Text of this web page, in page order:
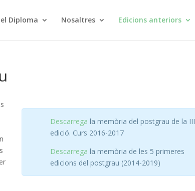
Diploma Nosaltres Edicions anteriors
Descarrega la memòria del postgrau de la III
edició. Curs 2016-2017
Descarrega la memòria de les 5 primeres
edicions del postgrau (2014-2019)